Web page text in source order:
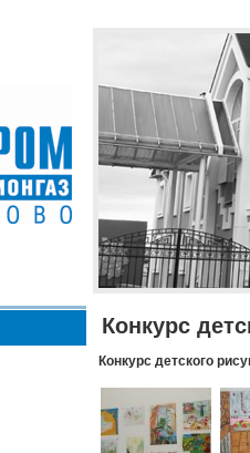
Конкурс
Конкурс детского